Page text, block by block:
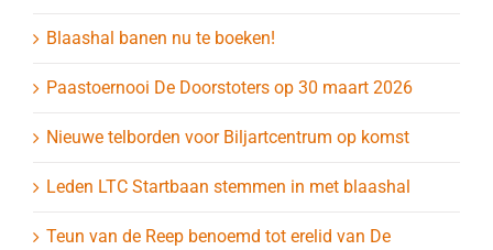
Blaashal banen nu te boeken!
Paastoernooi De Doorstoters op 30 maart 2026
Nieuwe telborden voor Biljartcentrum op komst
Leden LTC Startbaan stemmen in met blaashal
Teun van de Reep benoemd tot erelid van De